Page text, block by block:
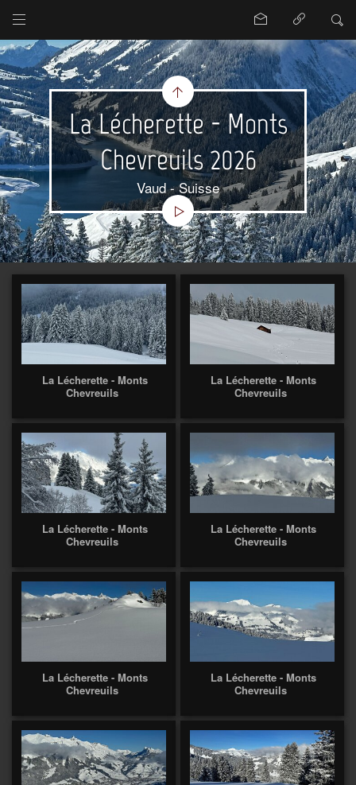
La Lécherette - Monts
Chevreuils 2026
Vaud - Suisse
La Lécherette - Monts
Chevreuils
La Lécherette - Monts
Chevreuils
La Lécherette - Monts
Chevreuils
La Lécherette - Monts
Chevreuils
La Lécherette - Monts
Chevreuils
La Lécherette - Monts
Chevreuils